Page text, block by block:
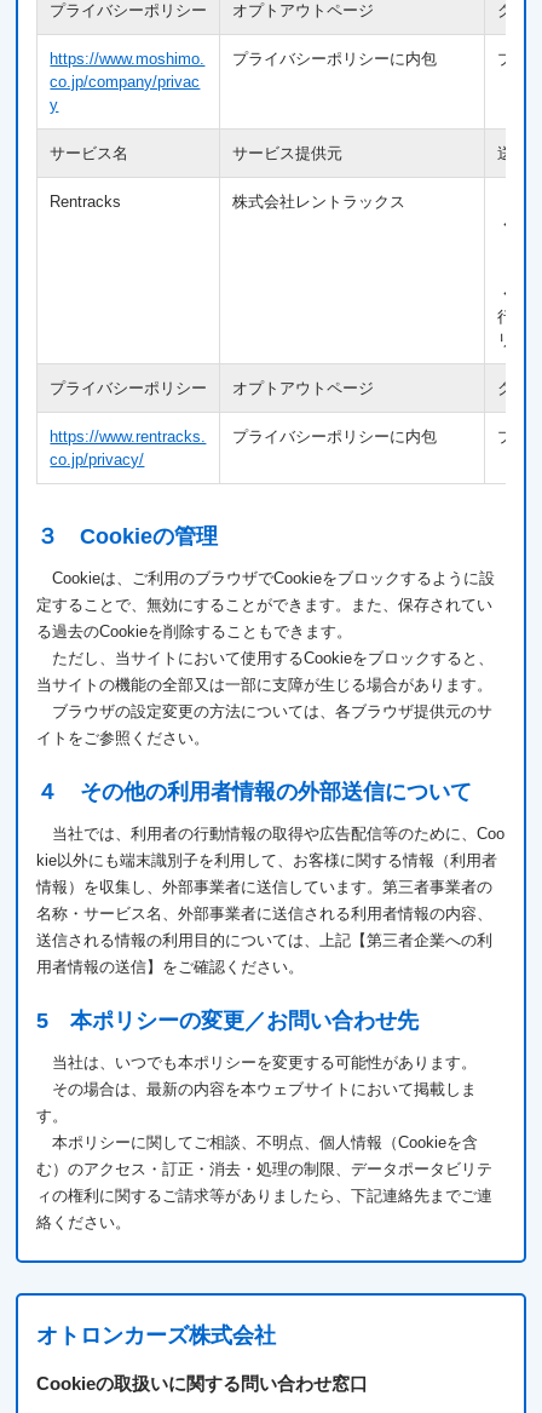
プライバシーポリシー オプトアウトページ クッ
https://www.moshimo.
co.jp/company/privac
y
プライバシーポリシーに内包 プラ
サービス名 サービス提供元 送信
Rentracks 株式会社レントラックス
・ア
・
行動
リッ
プライバシーポリシー オプトアウトページ クッ
https://www.rentracks.
co.jp/privacy/
プライバシーポリシーに内包 プラ
３ Cookieの管理
Cookieは、ご利用のブラウザでCookieをブロックするように設
定することで、無効にすることができます。また、保存されてい
る過去のCookieを削除することもできます。
ただし、当サイトにおいて使用するCookieをブロックすると、
当サイトの機能の全部又は一部に支障が生じる場合があります。
ブラウザの設定変更の方法については、各ブラウザ提供元のサ
イトをご参照ください。
４ その他の利用者情報の外部送信について
当社では、利用者の行動情報の取得や広告配信等のために、Coo
kie以外にも端末識別子を利用して、お客様に関する情報（利用者
情報）を収集し、外部事業者に送信しています。第三者事業者の
名称・サービス名、外部事業者に送信される利用者情報の内容、
送信される情報の利用目的については、上記【第三者企業への利
用者情報の送信】をご確認ください。
5 本ポリシーの変更／お問い合わせ先
当社は、いつでも本ポリシーを変更する可能性があります。
その場合は、最新の内容を本ウェブサイトにおいて掲載しま
す。
本ポリシーに関してご相談、不明点、個人情報（Cookieを含
む）のアクセス・訂正・消去・処理の制限、データポータビリテ
ィの権利に関するご請求等がありましたら、下記連絡先までご連
絡ください。
オトロンカーズ株式会社
Cookieの取扱いに関する問い合わせ窓口